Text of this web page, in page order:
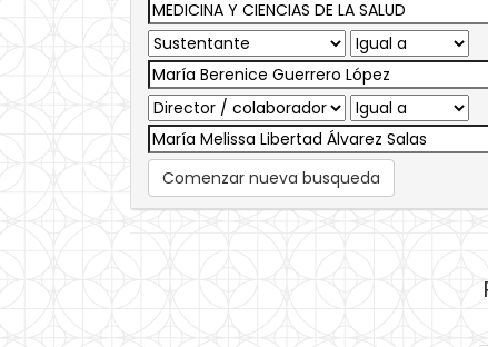
Comenzar nueva busqueda